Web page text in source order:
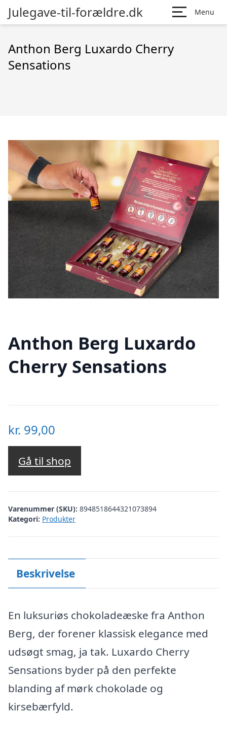
Julegave-til-forældre.dk Menu
Anthon Berg Luxardo Cherry
Sensations
Anthon Berg Luxardo
Cherry Sensations
kr. 99,00
Gå til shop
Varenummer (SKU): 8948518644321073894
Kategori: Produkter
Beskrivelse
En luksuriøs chokoladeæske fra Anthon
Berg, der forener klassisk elegance med
udsøgt smag, ja tak. Luxardo Cherry
Sensations byder på den perfekte
blanding af mørk chokolade og
kirsebærfyld.